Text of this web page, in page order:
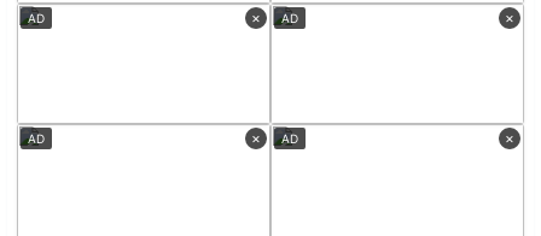
×
AD ×
AD
×
AD ×
AD